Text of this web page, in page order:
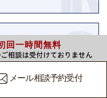
回一時間無料
メール相談予約受付